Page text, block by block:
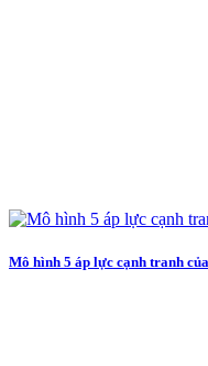
Mô hình 5 áp lực cạnh tranh